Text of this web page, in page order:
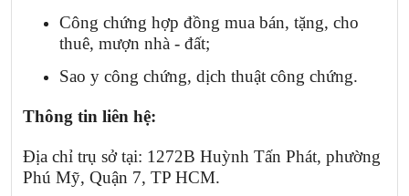
Công chứng hợp đồng mua bán, tặng, cho
thuê, mượn nhà - đất;
Sao y công chứng, dịch thuật công chứng.
Thông tin liên hệ:
Địa chỉ trụ sở tại: 1272B Huỳnh Tấn Phát, phường
Phú Mỹ, Quận 7, TP HCM.